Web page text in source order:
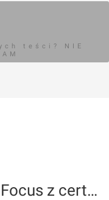
teści? NIE
[Warszawa] Budynek Focus z certyfikatem BREEAM IN-USE